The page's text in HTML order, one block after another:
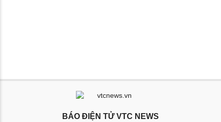
BÁO ĐIỆN TỬ VTC NEWS